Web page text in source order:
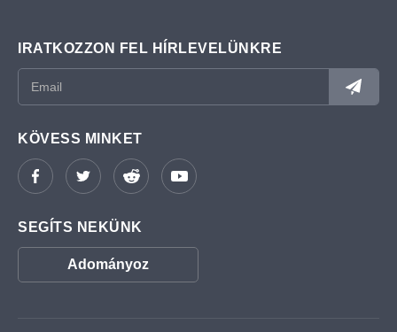
IRATKOZZON FEL HÍRLEVELÜNKRE
KÖVESS MINKET
SEGÍTS NEKÜNK
Adományoz